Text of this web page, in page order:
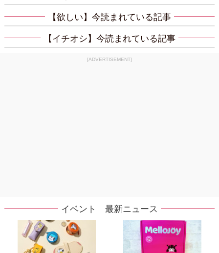
【欲しい】今読まれている記事
【イチオシ】今読まれている記事
[ADVERTISEMENT]
イベント 最新ニュース